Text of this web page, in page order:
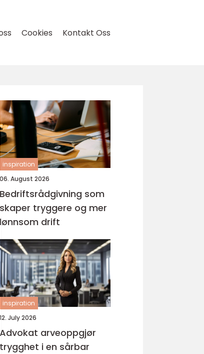
Cookies Kontakt Oss
inspiration
06. August 2026
Bedriftsrådgivning som
skaper tryggere og mer
lønnsom drift
inspiration
12. July 2026
Advokat arveoppgjør
trygghet i en sårbar